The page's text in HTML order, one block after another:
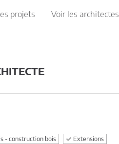
projets Voir les architectes
- construction bois Extensions